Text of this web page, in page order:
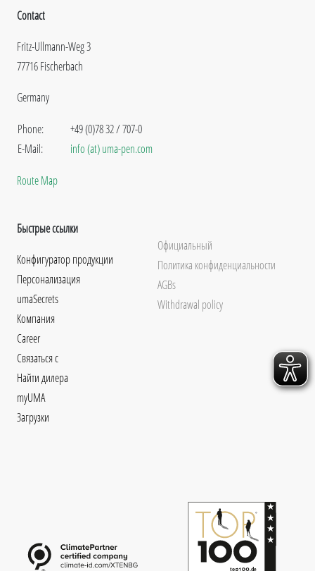
Contact
Fritz-Ullmann-Weg 3
77716 Fischerbach
Germany
Phone:
E-Mail:
+49 (0)78 32 / 707-0
info (at) uma-pen.com
Route Map
Быстрые ссылки
Конфигуратор продукции
Персонализация
umaSecrets
Компания
Career
Связаться с
Найти дилера
myUMA
Загрузки
Официальный
Политика конфиденциальности
AGBs
Withdrawal policy